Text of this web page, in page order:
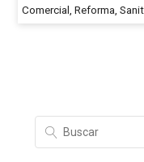
Comercial, Reforma,